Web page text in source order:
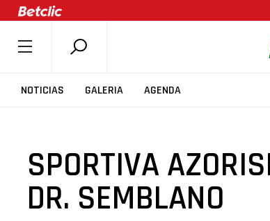
NOTICIAS GALERIA AGENDA
SOBRE A FPB
COMPETIÇÕES
ASSOCIAÇÕES
CLUBES
SPORTIVA
DR. SEMBLANO